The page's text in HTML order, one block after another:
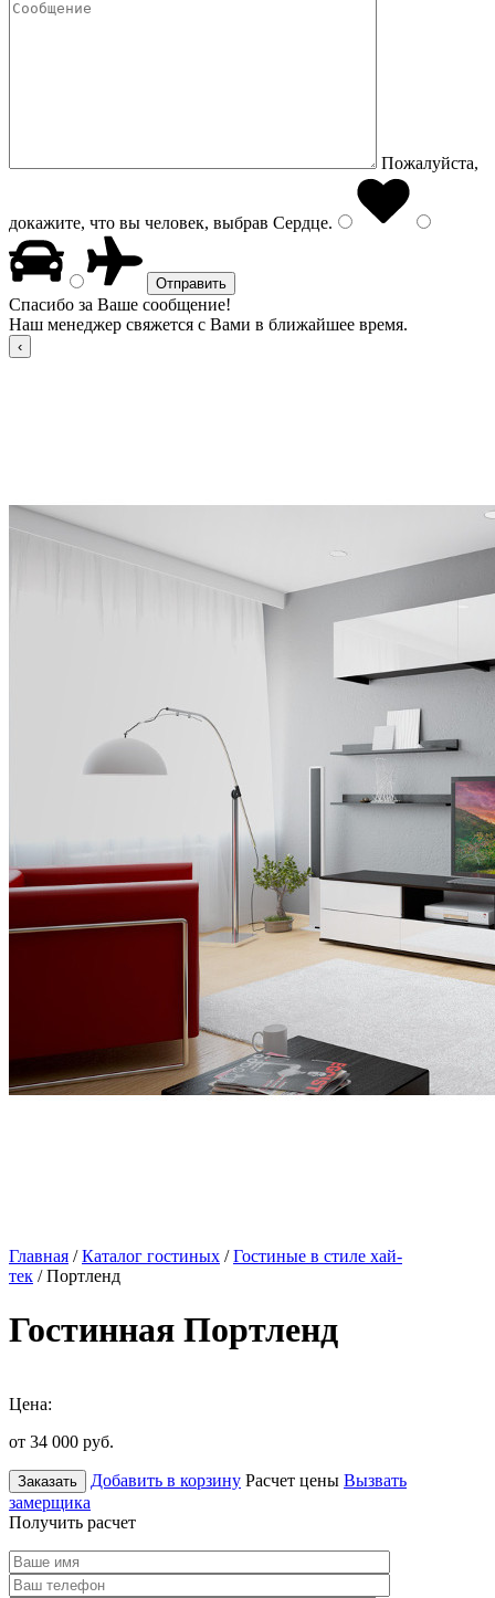
Пожалуйста,
докажите, что вы человек, выбрав Сердце.
Спасибо за Ваше сообщение!
Наш менеджер свяжется с Вами в ближайшее время.
Главная /Каталог гостиных /Гостиные в стиле хай-
тек / Портленд
Гостинная Портленд
Цена:
от 34 000 руб.
Заказать Добавить в корзину Расчет цены Вызвать
замерщика
Получить расчет